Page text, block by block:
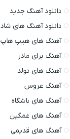
دانلود آهنگ جدید
دانلود آهنگ های شاد
آهنگ های هیپ هاپ
آهنگ برای مادر
آهنگ های تولد
آهنگ عروس
آهنگ های باشگاه
آهنگ های غمگین
آهنگ های قدیمی